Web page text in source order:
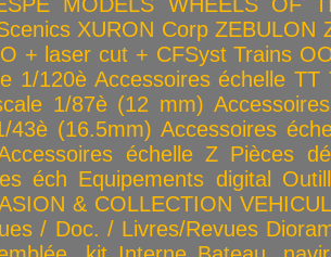
XURON Corp ZEBULON
+ laser cut + CFSyst Trains
1/120è Accessoires échelle TT
1/87è (12 mm)
43è (16.5mm) Accessoires
échelle Z Pièces
éch Equipements digital
& COLLECTION
/ Doc. / Livres/Revues